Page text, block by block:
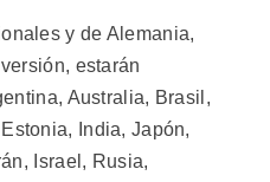
y de Alemania,
estarán
Australia, Brasil,
India, Japón,
Israel, Rusia,